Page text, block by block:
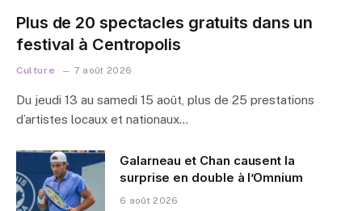
Plus de 20 spectacles gratuits dans un
festival à Centropolis
Culture 7 août 2026
Du jeudi 13 au samedi 15 août, plus de 25 prestations
d’artistes locaux et nationaux…
Galarneau et Chan causent la
surprise en double à l’Omnium
6 août 2026